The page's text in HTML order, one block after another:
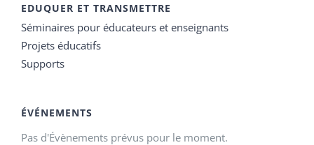
EDUQUER ET TRANSMETTRE
Séminaires pour éducateurs et enseignants
Projets éducatifs
Supports
ÉVÉNEMENTS
Pas d'Évènements prévus pour le moment.